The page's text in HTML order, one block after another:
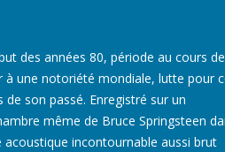
des années 80, période au cours
à une notoriété mondiale, lutte pour
son passé. Enregistré sur un
même de Bruce Springsteen
acoustique incontournable aussi brut